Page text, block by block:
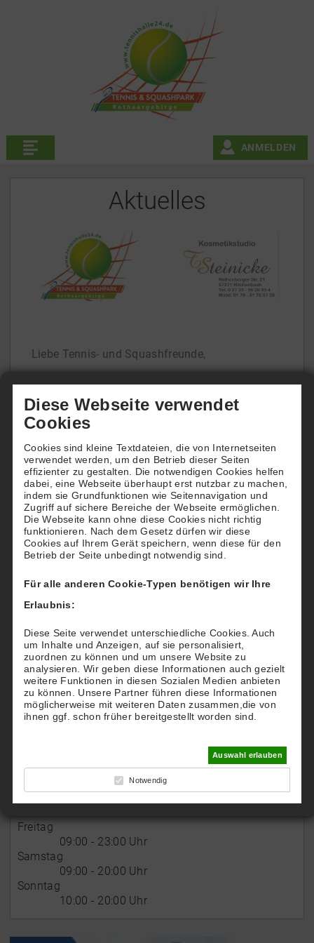
ANMELDEN
Aktuelles
Liebe Tennis- und Squashfreunde,
Turniere in unserer Anlage statt. Beachtet auch
Werbung bei Instagram und Facebook. Folgt uns
dort gerne unter tennishalle24[...]
Tennis & Squashpark Rothaargebirge
Untere Wiesenstr. 65
Tel: 02733-51171
Handy0172-2705489
martinakreutz@yahoo.de
Montag - Mittwoch
09:00 - 23:00 Uhr
Freitag
09:00 - 23:00 Uhr
Samstag
09:00 - 20:00 Uhr
Sonntag
10:00 - 20:00 Uhr
Diese Webseite verwendet
Cookies
Cookies sind kleine Textdateien, die von Internetseiten
verwendet werden, um den Betrieb dieser Seiten
effizienter zu gestalten. Die notwendigen Cookies helfen
dabei, eine Webseite überhaupt erst nutzbar zu machen,
indem sie Grundfunktionen wie Seitennavigation und
Zugriff auf sichere Bereiche der Webseite ermöglichen.
Die Webseite kann ohne diese Cookies nicht richtig
funktionieren. Nach dem Gesetz dürfen wir diese
Cookies auf Ihrem Gerät speichern, wenn diese für den
Betrieb der Seite unbedingt notwendig sind.
Für alle anderen Cookie-Typen benötigen wir Ihre
Erlaubnis:
Diese Seite verwendet unterschiedliche Cookies. Auch
um Inhalte und Anzeigen, auf sie personalisiert,
zuordnen zu können und um unsere Website zu
analysieren. Wir geben diese Informationen auch gezielt
weitere Funktionen in diesen Sozialen Medien anbieten
zu können. Unsere Partner führen diese Informationen
möglicherweise mit weiteren Daten zusammen,die von
ihnen ggf. schon früher bereitgestellt worden sind.
Auswahl erlauben
Notwendig